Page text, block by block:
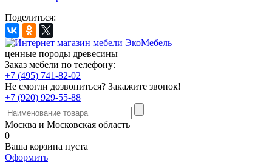
Поделиться:
ценные породы древесины
Заказ мебели по телефону:
+7 (495) 741-82-02
Не смогли дозвониться? Закажите звонок!
+7 (920) 929-55-88
Москва и Московская область
0
Ваша корзина пуста
Оформить